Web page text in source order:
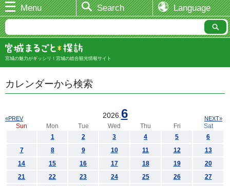
Menu Search Language
宮城の魅力がギッシリ！宮城の総合観光情報サイト
カレンダーから検索
2026. 6
«PREV NEXT»
Sun Mon Tue Wed Thu Fri
Sat
1
2 3 4 5
6
7
8 9 10 11 12
13
14
15 16 17 18 19
20
21
22 23 24 25 26
27